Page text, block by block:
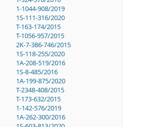
1-1044-908/2019
1S-111-316/2020
T-163-174/2015
T-1056-957/2015
2K-7-386-746/2015
1S-118-255/2020
1A-208-519/2016
1S-8-485/2016
1A-199-875/2020
T-2348-408/2015
T-173-632/2015
1-142-576/2019
1A-262-300/2016